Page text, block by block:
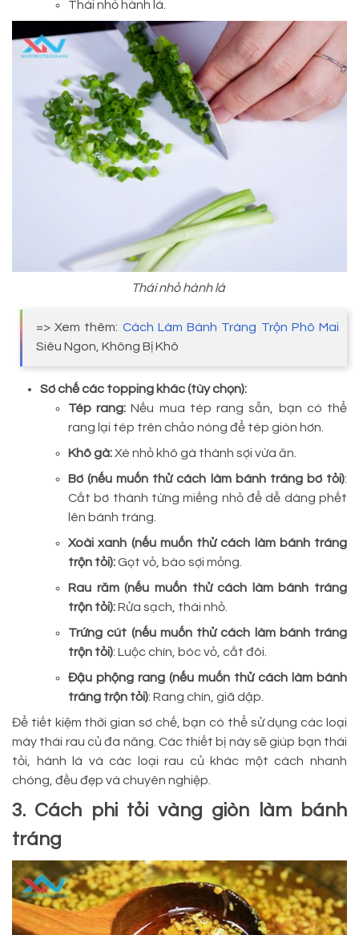
Thái nhỏ hành lá.
Thái nhỏ hành lá
=> Xem thêm: Cách Làm Bánh Tráng Trộn Phô Mai
Siêu Ngon, Không Bị Khô
Sơ chế các topping khác (tùy chọn):
Tép rang: Nếu mua tép rang sẵn, bạn có thể
rang lại tép trên chảo nóng để tép giòn hơn.
Khô gà:Xé nhỏ khô gà thành sợi vừa ăn.
Bơ (nếu muốn thử cách làm bánh tráng bơ tỏi):
Cắt bơ thành từng miếng nhỏ để dễ dàng phết
lên bánh tráng.
Xoài xanh (nếu muốn thử cách làm bánh tráng
trộn tỏi):Gọt vỏ, bào sợi mỏng.
Rau răm (nếu muốn thử cách làm bánh tráng
trộn tỏi):Rửa sạch, thái nhỏ.
Trứng cút (nếu muốn thử cách làm bánh tráng
trộn tỏi): Luộc chín, bóc vỏ, cắt đôi.
Đậu phộng rang (nếu muốn thử cách làm bánh
tráng trộn tỏi): Rang chín, giã dập.
Để tiết kiệm thời gian sơ chế, bạn có thể sử dụng các loại
máy thái rau củ đa năng. Các thiết bị này sẽ giúp bạn thái
tỏi, hành lá và các loại rau củ khác một cách nhanh
chóng, đều đẹp và chuyên nghiệp.
3. Cách phi tỏi vàng giòn làm bánh
tráng